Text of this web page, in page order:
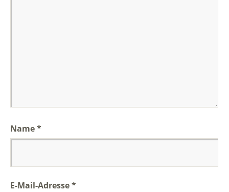
Name*
E-Mail-Adresse*